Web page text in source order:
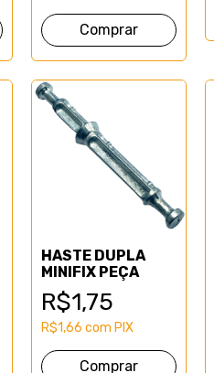
HASTE DUPLA
MINIFIX PEÇA
R$1,75
R$1,66 com PIX